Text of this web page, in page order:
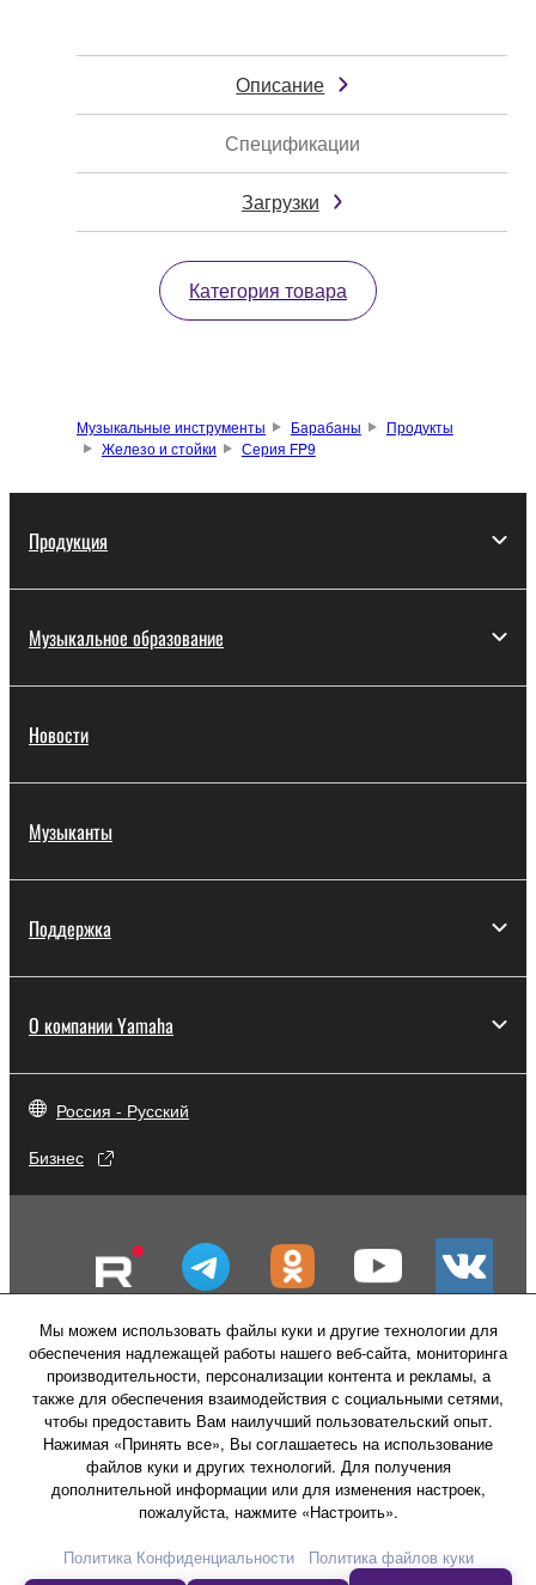
Описание
Спецификации
Загрузки
Категория товара
Музыкальные инструменты Барабаны
Продукты
Железо и стойки
Серия FP9
Продукция
Музыкальное образование
Новости
Музыканты
Поддержка
О компании Yamaha
Россия - Русский
Бизнес
Мы можем использовать файлы куки и другие технологии для
обеспечения надлежащей работы нашего веб-сайта, мониторинга
производительности, персонализации контента и рекламы, а
также для обеспечения взаимодействия с социальными сетями,
чтобы предоставить Вам наилучший пользовательский опыт.
Нажимая «Принять все», Вы соглашаетесь на использование
файлов куки и других технологий. Для получения
дополнительной информации или для изменения настроек,
пожалуйста, нажмите «Настроить».
Политика Конфиденциальности
Политика файлов куки
Свяжитесь с намиУсловия использования
Политика конфиденциальности
Политика в отношении файлов куки